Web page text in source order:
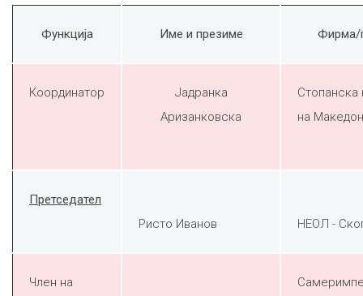
Функција Име и презиме Фирма/
Координатор
Јадранка
Аризанковска
на
Претседател
Ристо Иванов
НЕОЛ -
Член на